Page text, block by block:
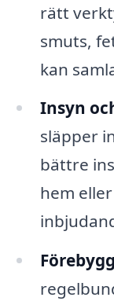
rätt
smuts,
kan
Insyn
släpper
bättre
hem